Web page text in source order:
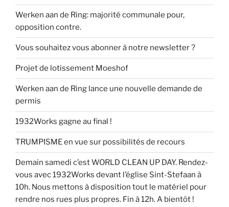
Werken aan de Ring: majorité communale pour,
opposition contre.
Vous souhaitez vous abonner à notre newsletter ?
Projet de lotissement Moeshof
Werken aan de Ring lance une nouvelle demande de
permis
1932Works gagne au final !
TRUMPISME en vue sur possibilités de recours
Demain samedi c’est WORLD CLEAN UP DAY. Rendez-
vous avec 1932Works devant l’église Sint-Stefaan à
10h. Nous mettons à disposition tout le matériel pour
rendre nos rues plus propres. Fin à 12h. A bientôt !